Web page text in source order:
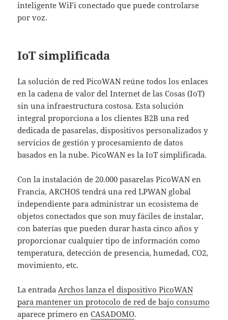
inteligente WiFi conectado que puede controlarse
por voz.
IoT simplificada
La solución de red PicoWAN reúne todos los enlaces
en la cadena de valor del Internet de las Cosas (IoT)
sin una infraestructura costosa. Esta solución
integral proporciona a los clientes B2B una red
dedicada de pasarelas, dispositivos personalizados y
servicios de gestión y procesamiento de datos
basados en la nube. PicoWAN es la IoT simplificada.
Con la instalación de 20.000 pasarelas PicoWAN en
Francia, ARCHOS tendrá una red LPWAN global
independiente para administrar un ecosistema de
objetos conectados que son muy fáciles de instalar,
con baterías que pueden durar hasta cinco años y
proporcionar cualquier tipo de información como
temperatura, detección de presencia, humedad, CO2,
movimiento, etc.
La entradaArchos lanza el dispositivo PicoWAN
para mantener un protocolo de red de bajo consumo
aparece primero enCASADOMO.